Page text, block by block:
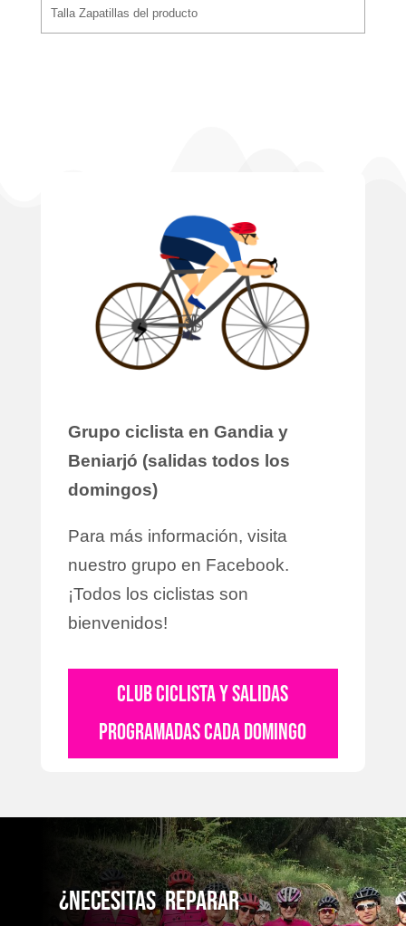
Grupo ciclista en Gandia y
Beniarjó (salidas todos los
domingos)
Para más información, visita
nuestro grupo en Facebook.
¡Todos los ciclistas son
bienvenidos!
CLUB CICLISTA Y SALIDAS
PROGRAMADAS CADA DOMINGO
¿NecesitaS reparaR